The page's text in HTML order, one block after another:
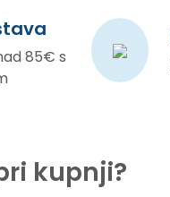
85€ s
kupnji?